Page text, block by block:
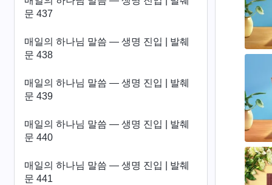
문 437
매일의 하나님 말씀 ― 생명 진입 | 발췌
문 438
매일의 하나님 말씀 ― 생명 진입 | 발췌
문 439
매일의 하나님 말씀 ― 생명 진입 | 발췌
문 440
매일의 하나님 말씀 ― 생명 진입 | 발췌
문 441